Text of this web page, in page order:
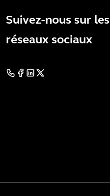
Suivez-nous sur les
réseaux sociaux